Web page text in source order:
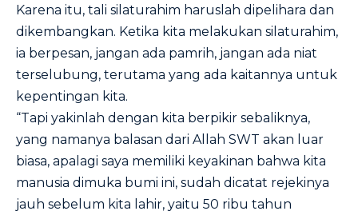
Karena itu, tali silaturahim haruslah dipelihara dan
dikembangkan. Ketika kita melakukan silaturahim,
ia berpesan, jangan ada pamrih, jangan ada niat
terselubung, terutama yang ada kaitannya untuk
kepentingan kita.
“Tapi yakinlah dengan kita berpikir sebaliknya,
yang namanya balasan dari Allah SWT akan luar
biasa, apalagi saya memiliki keyakinan bahwa kita
manusia dimuka bumi ini, sudah dicatat rejekinya
jauh sebelum kita lahir, yaitu 50 ribu tahun